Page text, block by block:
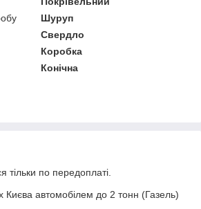
Шуруп
Свердло
Коробка
Конічна
тільки по передоплаті.
Києва автомобілем до 2 тонн (Газель)